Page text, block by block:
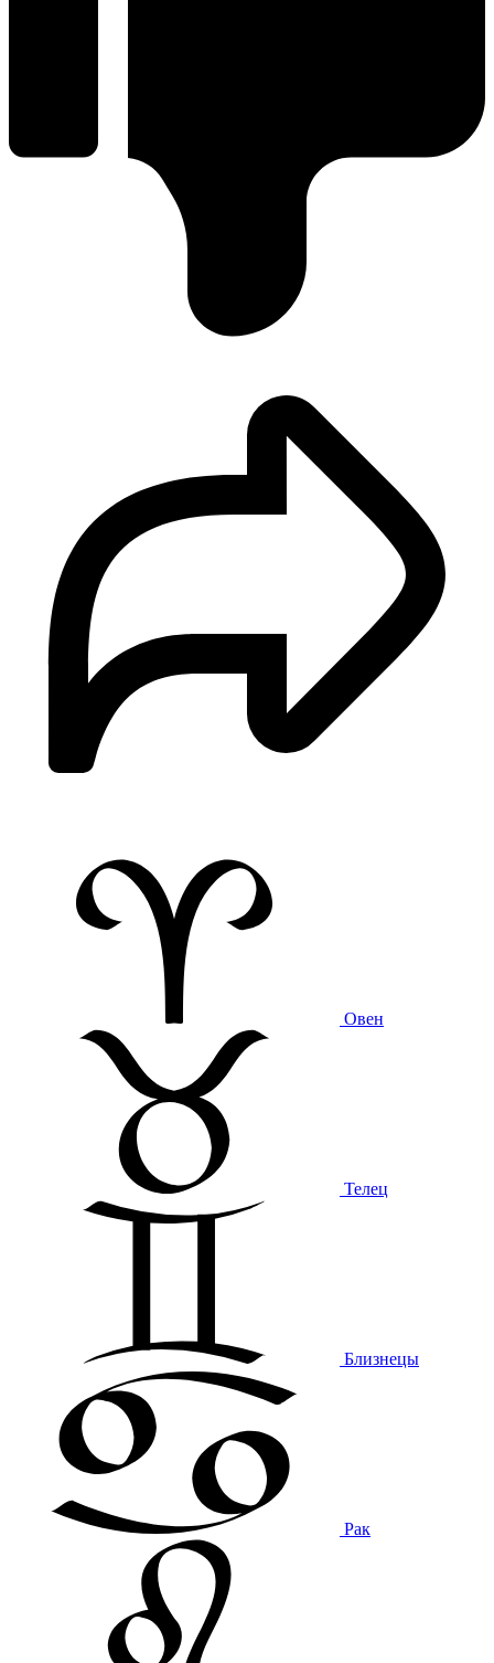
Овен
Телец
Близнецы
Рак